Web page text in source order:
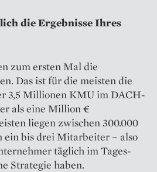
die ­Ergebnisse Ihres
zum ersten Mal die
Das ist für die meisten die
3,5 Millionen KMU im DACH-
als eine Million €
liegen zwischen 300.000
ein bis drei Mitarbeiter – also
täglich im Tages­
Strategie haben.